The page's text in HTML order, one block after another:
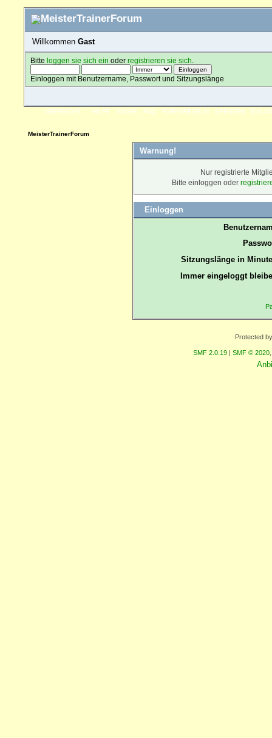
Willkommen Gast
Bitteloggen sie sich ein oderregistrieren sie sich
Einloggen mit Benutzername, Passwort und Sitzungslänge
ÜBERSICHT HILFE SUCHE FAQ FORENREGELN SPENDEN
MeisterTrainerForum
Warnung!
Nur registrierte
Bitte einloggen oder
Einloggen
Sitzungslänge in
Immer eingeloggt
Protected
SMF 2.0.19 | SMF © 2020